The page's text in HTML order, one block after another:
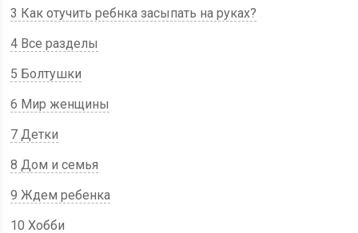
3 Как отучить ребнка засыпать на руках?
4 Все разделы
5 Болтушки
6 Мир женщины
7 Детки
8 Дом и семья
9 Ждем ребенка
10 Хобби